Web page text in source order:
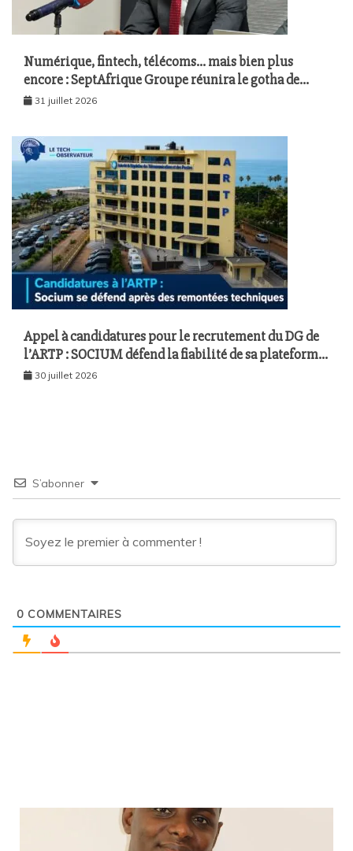
Numérique, fintech, télécoms… mais bien plus
encore : SeptAfrique Groupe réunira le gotha de
l’économie sénégalaise le 10 août à Dakar
31 juillet 2026
Appel à candidatures pour le recrutement du DG de
l’ARTP : SOCIUM défend la fiabilité de sa plateforme
malgré plusieurs remontées techniques
30 juillet 2026
S’abonner
0 COMMENTAIRES